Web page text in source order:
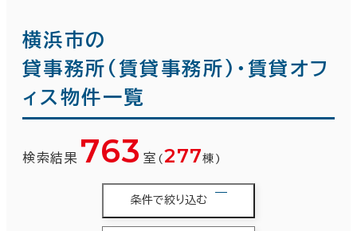
横浜市の
貸事務所(賃貸事務所)・賃貸オフ
ィス物件一覧
検索結果 763 室 ( 277棟)
条件で絞り込む